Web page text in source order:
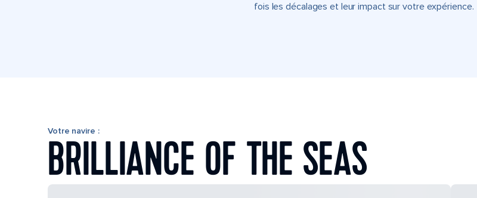
fois les décalages et leur impact sur votre expérience.
Votre navire :
BRILLIANCE OF THE SEAS